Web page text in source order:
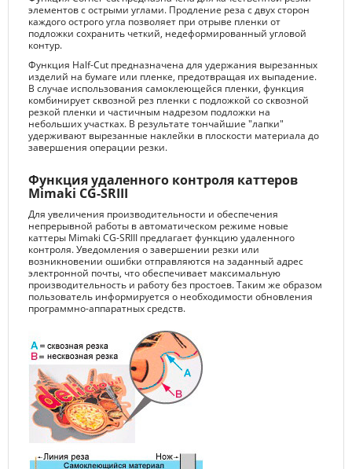
элементов с острыми углами. Продление реза с двух сторон
каждого острого угла позволяет при отрыве пленки от
подложки сохранить четкий, недеформированный угловой
контур.
Функция Half-Cut предназначена для удержания вырезанных
изделий на бумаге или пленке, предотвращая их выпадение.
В случае использования самоклеющейся пленки, функция
комбинирует сквозной рез пленки с подложкой со сквозной
резкой пленки и частичным надрезом подложки на
небольших участках. В результате тончайшие "лапки"
удерживают вырезанные наклейки в плоскости материала до
завершения операции резки.
Функция удаленного контроля каттеров
Mimaki CG-SRIII
Для увеличения производительности и обеспечения
непрерывной работы в автоматическом режиме новые
каттеры Mimaki CG-SRIII предлагает функцию удаленного
контроля. Уведомления о завершении резки или
возникновении ошибки отправляются на заданный адрес
электронной почты, что обеспечивает максимальную
производительность и работу без простоев. Таким же образом
пользователь информируется о необходимости обновления
программно-аппаратных средств.